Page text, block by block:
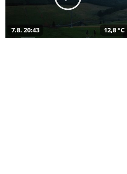
7.8. 20:43 12,8 °C